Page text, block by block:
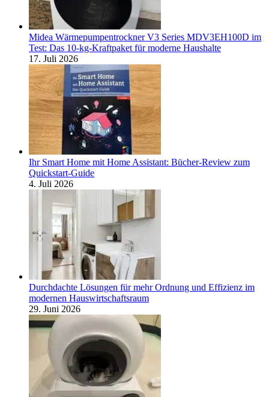
Midea Wärmepumpentrockner V3 Series MDV3EH100D im
Test: Das 10-kg-Kraftpaket für moderne Haushalte
17. Juli 2026
Ihr Smart Home mit Home Assistant: Bücher-Review zum
Quickstart-Guide
4. Juli 2026
Durchdachte Lösungen für mehr Ordnung und Effizienz im
modernen Hauswirtschaftsraum
29. Juni 2026